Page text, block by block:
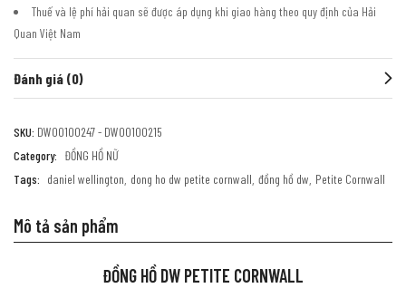
Thuế và lệ phí hải quan sẽ được áp dụng khi giao hàng theo quy định của Hải
Quan Việt Nam
Đánh giá (0)
SKU: DW00100247 - DW00100215
Category: ĐỒNG HỒ NỮ
Tags: daniel wellington dong ho dw petite cornwall đồng hồ dw Petite Cornwall
Mô tả sản phẩm
ĐỒNG HỒ DW PETITE CORNWALL